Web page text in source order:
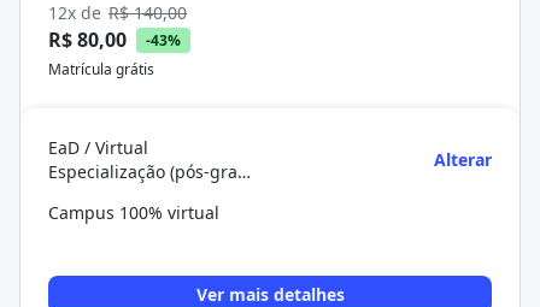
12x de R$ 140,00
R$ 80,00
-43%
Matrícula grátis
EaD / Virtual
Especialização (pós-graduação)
Alterar
Campus 100% virtual
Ver mais detalhes